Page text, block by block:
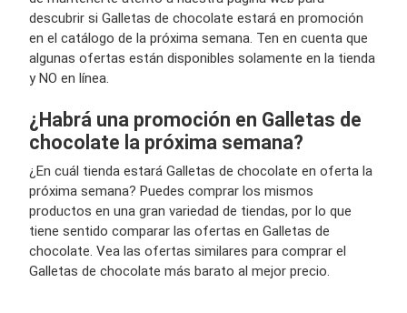
descubrir si Galletas de chocolate estará en promoción
en el catálogo de la próxima semana. Ten en cuenta que
algunas ofertas están disponibles solamente en la tienda
y NO en línea.
¿Habrá una promoción en Galletas de
chocolate la próxima semana?
¿En cuál tienda estará Galletas de chocolate en oferta la
próxima semana? Puedes comprar los mismos
productos en una gran variedad de tiendas, por lo que
tiene sentido comparar las ofertas en Galletas de
chocolate. Vea las ofertas similares para comprar el
Galletas de chocolate más barato al mejor precio.